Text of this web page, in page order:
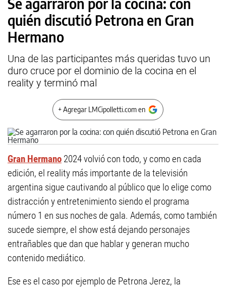
quién discutió Petrona en Gran
Hermano
Una de las participantes más queridas tuvo un
duro cruce por el dominio de la cocina en el
reality y terminó mal
+ Agregar LMCipolletti.com en
Gran Hermano 2024 volvió con todo, y como en cada
edición, el reality más importante de la televisión
argentina sigue cautivando al público que lo elige como
distracción y entretenimiento siendo el programa
número 1 en sus noches de gala. Además, como también
sucede siempre, el show está dejando personajes
entrañables que dan que hablar y generan mucho
contenido mediático.
Ese es el caso por ejemplo de Petrona Jerez, la